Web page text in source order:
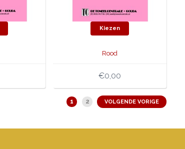
Kiezen
Rood
€0,00
1 2 VOLGENDE VORIGE